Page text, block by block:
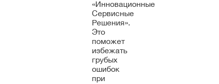
«Инновационные
Сервисные
Решения».
Это
поможет
избежать
грубых
ошибок
при